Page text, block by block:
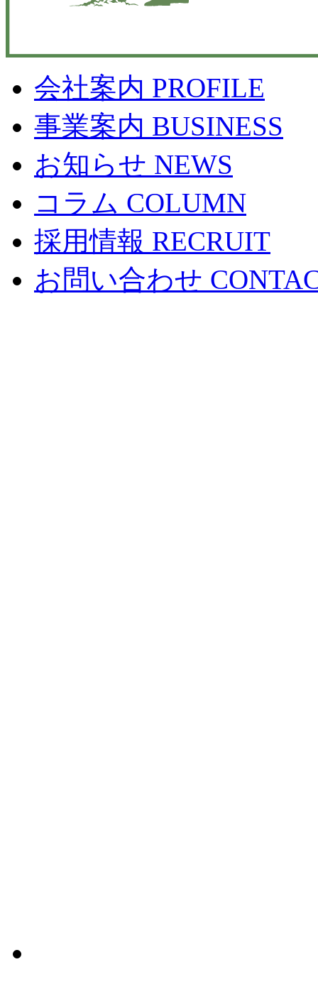
会社案内 PROFILE
事業案内 BUSINESS
お知らせ NEWS
コラム COLUMN
採用情報 RECRUIT
お問い合わせ